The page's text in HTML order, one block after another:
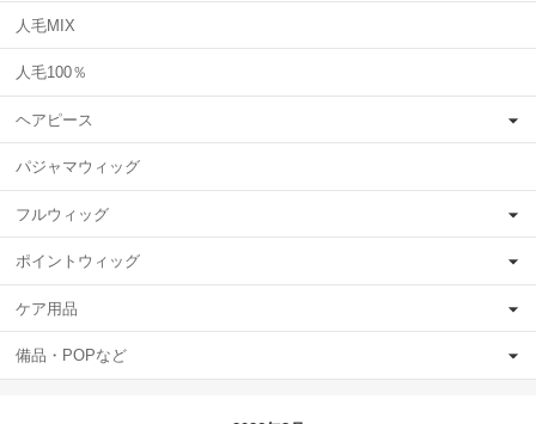
人毛MIX
人毛100％
ヘアピース
パジャマウィッグ
フルウィッグ
ポイントウィッグ
ケア用品
備品・POPなど